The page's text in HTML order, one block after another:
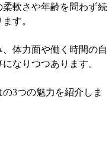
軟さや年齢を問わず続
す。
体力面や働く時間の自
なりつつあります。
3つの魅力を紹介しま